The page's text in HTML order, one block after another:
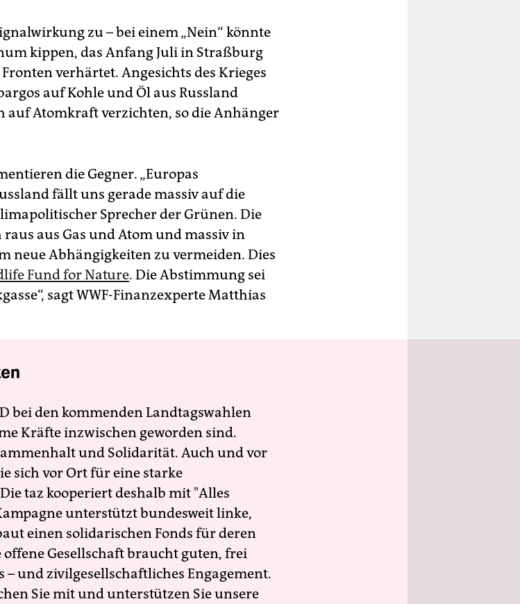
zu – bei einem „Nein“ könnte
kippen, das Anfang Juli in Straßburg
verhärtet. Angesichts des Krieges
auf Kohle und Öl aus Russland
auf Atomkraft verzichten, so die Anhänger
die Gegner. „Europas
fällt uns gerade massiv auf die
Sprecher der Grünen. Die
aus Gas und Atom und massiv in
neue Abhängigkeiten zu vermeiden. Dies
Fund for Nature. Die Abstimmung sei
sagt WWF-Finanzexperte Matthias
bei den kommenden Landtagswahlen
Kräfte inzwischen geworden sind.
und Solidarität. Auch und vor
sich vor Ort für eine starke
taz kooperiert deshalb mit "Alles
unterstützt bundesweit linke,
einen solidarischen Fonds für deren
Gesellschaft braucht guten, frei
und zivilgesellschaftliches Engagement.
Sie mit und unterstützen Sie unsere